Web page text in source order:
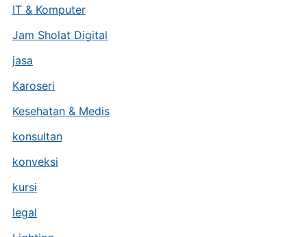
IT & Komputer
Jam Sholat Digital
jasa
Karoseri
Kesehatan & Medis
konsultan
konveksi
kursi
legal